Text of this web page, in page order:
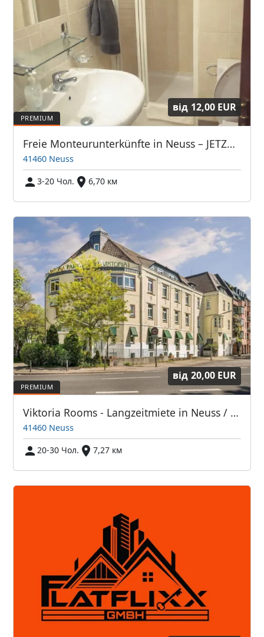
від 12,00 EUR
Freie Monteurunterkünfte in Neuss – JETZT anrufen! Wir sprechen auch Polnisch
41460 Neuss
3-20 Чол.
6,70 км
від 20,00 EUR
Viktoria Rooms - Langzeitmiete in Neuss / Monteurzimmer
41460 Neuss
20-30 Чол.
7,27 км